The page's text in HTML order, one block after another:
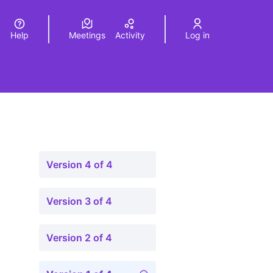
Elegir el idiomaChoose language
Help Meetings Activity Log in
Version 4 of 4
Version 3 of 4
Version 2 of 4